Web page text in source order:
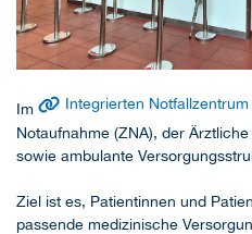
Im Integrierten Notfallzentrum
Notaufnahme (ZNA), der
sowie ambulante
Ziel ist es, Patientinnen und
passende medizinische